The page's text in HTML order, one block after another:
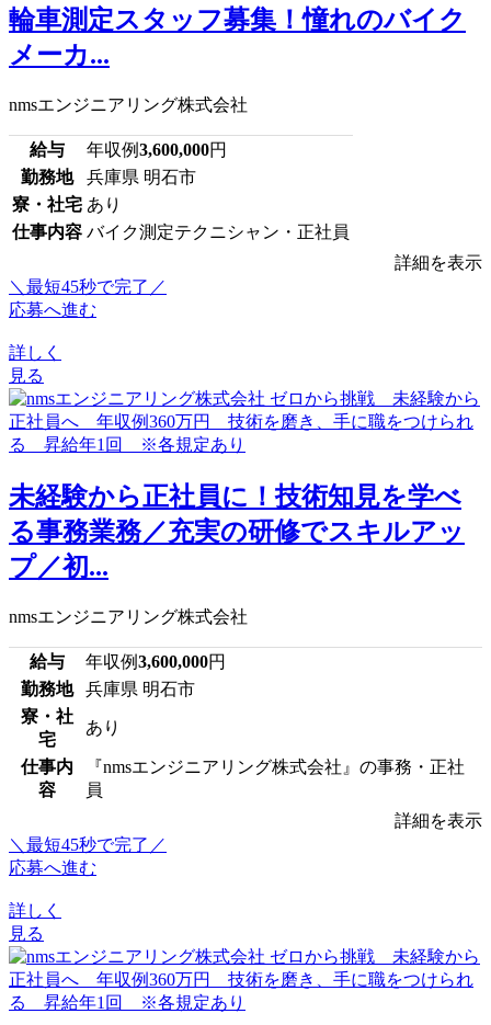
輪車測定スタッフ募集！憧れのバイク
メーカ...
nmsエンジニアリング株式会社
給与 年収例3,600,000円
勤務地
兵庫県 明石市
寮・社宅 あり
仕事内容 バイク測定テクニシャン・正社員
詳細を表示
＼最短45秒で完了／
応募へ進む
詳しく
見る
未経験から正社員に！技術知見を学べ
る事務業務／充実の研修でスキルアッ
プ／初...
nmsエンジニアリング株式会社
給与 年収例3,600,000円
勤務地
兵庫県 明石市
寮・社
宅
あり
仕事内
容
『nmsエンジニアリング株式会社』の事務・正社
員
詳細を表示
＼最短45秒で完了／
応募へ進む
詳しく
見る